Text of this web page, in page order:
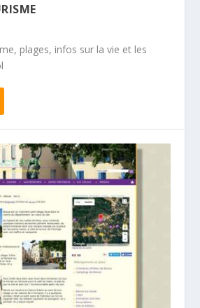
plages, infos sur la vie et les